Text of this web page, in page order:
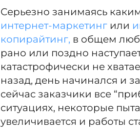
Серьезно занимаясь
интернет-маркетинг или
копирайтинг, в общем
рано или поздно
катастрофически не
назад, день начинался и
сейчас заказчики все
ситуациях, некоторые
увеличивается и работы